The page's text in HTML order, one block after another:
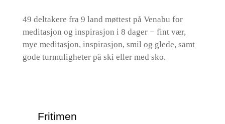
49 deltakere fra 9 land møttest på Venabu for
meditasjon og inspirasjon i 8 dager − fint vær,
mye meditasjon, inspirasjon, smil og glede, samt
gode turmuligheter på ski eller med sko.
Fritimen